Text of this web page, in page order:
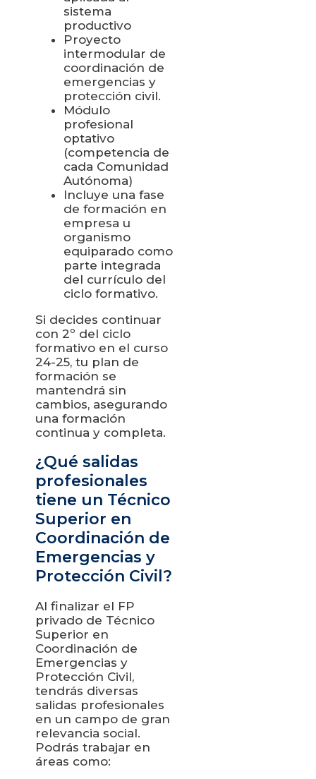
sistema
productivo
Proyecto
intermodular de
coordinación de
emergencias y
protección civil.
Módulo
profesional
optativo
(competencia de
cada Comunidad
Autónoma)
Incluye una fase
de formación en
empresa u
organismo
equiparado como
parte integrada
del currículo del
ciclo formativo.
Si decides continuar
con 2º del ciclo
formativo en el curso
24-25, tu plan de
formación se
mantendrá sin
cambios, asegurando
una formación
continua y completa.
¿Qué salidas
profesionales
tiene un Técnico
Superior en
Coordinación de
Emergencias y
Protección Civil?
Al finalizar el FP
privado de Técnico
Superior en
Coordinación de
Emergencias y
Protección Civil,
tendrás diversas
salidas profesionales
en un campo de gran
relevancia social.
Podrás trabajar en
áreas como: